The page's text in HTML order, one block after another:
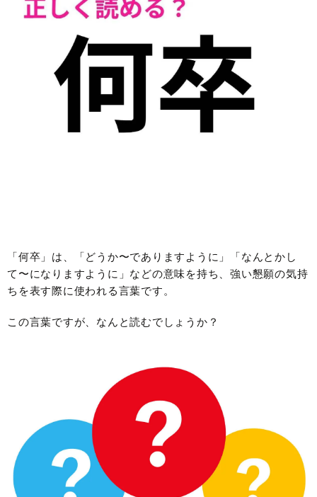
「何卒」は、「どうか〜でありますように」「なんとかし
て〜になりますように」などの意味を持ち、強い懇願の気持
ちを表す際に使われる言葉です。
この言葉ですが、なんと読むでしょうか？